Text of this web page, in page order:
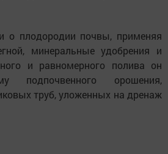
о плодородии почвы, применяя
минеральные удобрения и
и равномерного полива он
подпочвенного орошения,
труб, уложенных на дренаж